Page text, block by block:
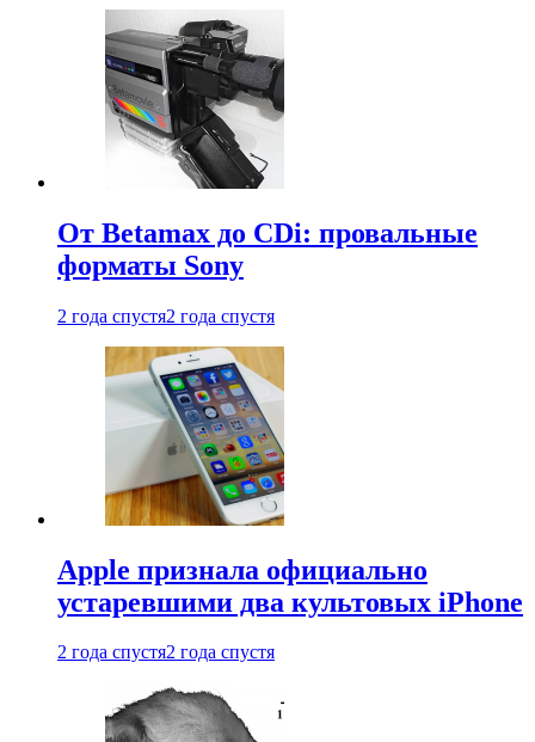
От Betamax до CDi: провальные
форматы Sony
2 года спустя2 года спустя
Apple признала официально
устаревшими два культовых iPhone
2 года спустя2 года спустя